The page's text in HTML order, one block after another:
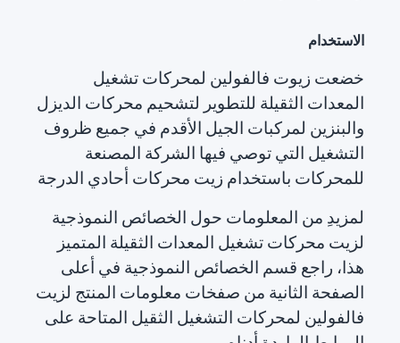
الاستخدام
خضعت زيوت فالفولين لمحركات تشغيل
المعدات الثقيلة للتطوير لتشحيم محركات الديزل
والبنزين لمركبات الجيل الأقدم في جميع ظروف
التشغيل التي توصي فيها الشركة المصنعة
للمحركات باستخدام زيت محركات أحادي الدرجة
لمزيدِ من المعلومات حول الخصائص النموذجية
لزيت محركات تشغيل المعدات الثقيلة المتميز
هذا، راجع قسم الخصائص النموذجية في أعلى
الصفحة الثانية من صفخات معلومات المنتج لزيت
فالفولين لمحركات التشغيل الثقيل المتاحة على